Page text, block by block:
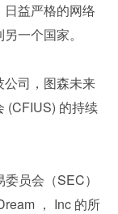
益严格的网络
一个国家。
司，图森未来
(CFIUS) 的持续
员会（SEC）
， Inc 的所